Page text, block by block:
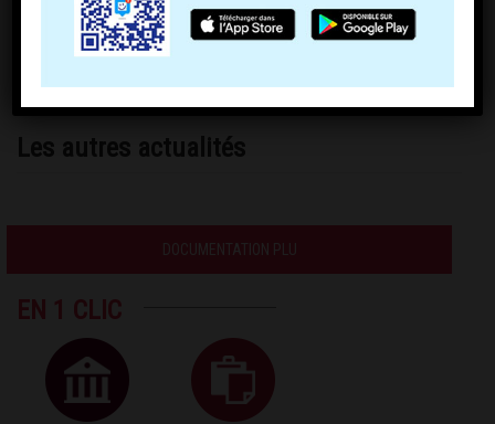
Les autres actualités
DOCUMENTATION PLU
EN 1 CLIC